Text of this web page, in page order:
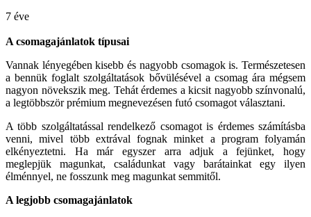
7 éve
A csomagajánlatok típusai
Vannak lényegében kisebb és nagyobb csomagok is. Természetesen
a bennük foglalt szolgáltatások bővülésével a csomag ára mégsem
nagyon növekszik meg. Tehát érdemes a kicsit nagyobb színvonalú,
a legtöbbször prémium megnevezésen futó csomagot választani.
A több szolgáltatással rendelkező csomagot is érdemes számításba
venni, mivel több extrával fognak minket a program folyamán
elkényeztetni. Ha már egyszer arra adjuk a fejünket, hogy
meglepjük magunkat, családunkat vagy barátainkat egy ilyen
élménnyel, ne fosszunk meg magunkat semmitől.
A legjobb csomagajánlatok